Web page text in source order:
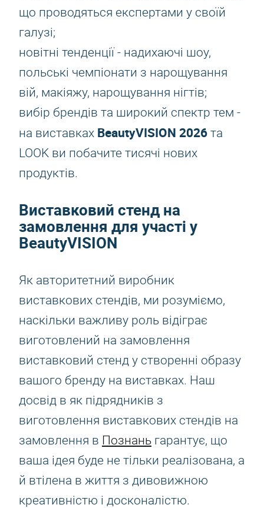
що проводяться експертами у своїй
галузі;
новітні тенденції - надихаючі шоу,
польські чемпіонати з нарощування
вій, макіяжу, нарощування нігтів;
вибір брендів та широкий спектр тем -
на виставках BeautyVISION 2026 та
LOOK ви побачите тисячі нових
продуктів.
Виставковий стенд на
замовлення для участі у
BeautyVISION
Як авторитетний виробник
виставкових стендів, ми розуміємо,
наскільки важливу роль відіграє
виготовлений на замовлення
виставковий стенд у створенні образу
вашого бренду на виставках. Наш
досвід в як підрядників з
виготовлення виставкових стендів на
замовлення в Познань гарантує, що
ваша ідея буде не тільки реалізована, а
й втілена в життя з дивовижною
креативністю і досконалістю.